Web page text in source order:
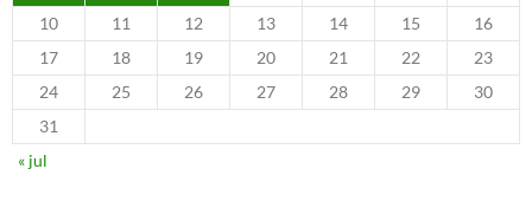
10
11 12 13 14 15
16
17
18 19 20 21 22
23
24
25 26 27 28 29
30
31
« jul